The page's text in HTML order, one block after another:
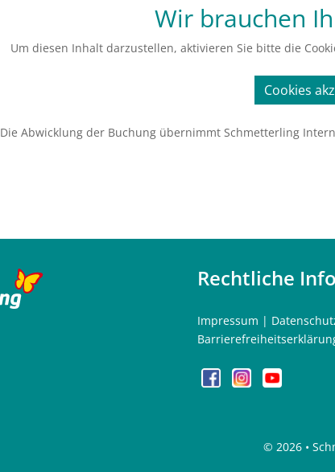
Wir brauchen
Um diesen Inhalt darzustellen, aktivieren Sie bitte die
Cookies
Die Abwicklung der Buchung übernimmt Schmetterling
Rechtliche
Impressum |
© 2026 •